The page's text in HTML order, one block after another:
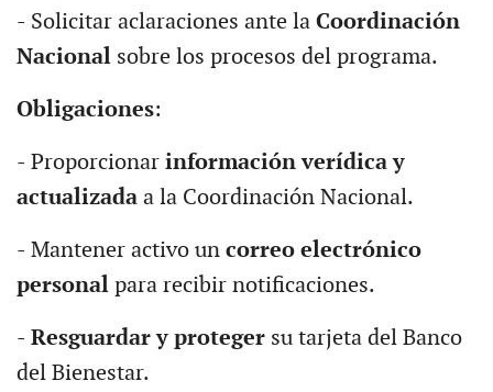
- Solicitar aclaraciones ante la Coordinación
Nacional sobre los procesos del programa.
Obligaciones:
- Proporcionarinformación verídica y
actualizada a la Coordinación Nacional.
- Mantener activo un correo electrónico
personalpara recibir notificaciones.
- Resguardar y protegersu tarjeta del Banco
del Bienestar.